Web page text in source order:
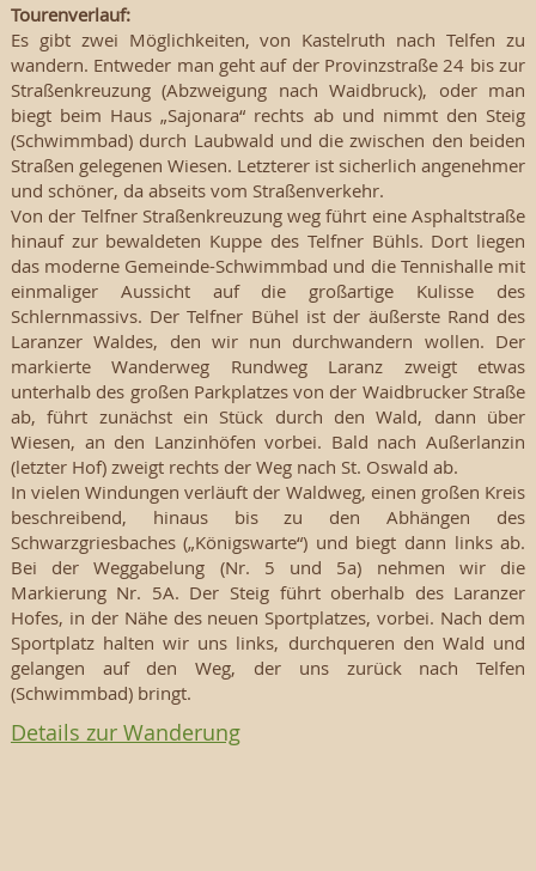
Tourenverlauf:
Es gibt zwei Möglichkeiten, von Kastelruth nach Telfen zu
wandern. Entweder man geht auf der Provinzstraße 24 bis zur
Straßenkreuzung (Abzweigung nach Waidbruck), oder man
biegt beim Haus „Sajonara“ rechts ab und nimmt den Steig
(Schwimmbad) durch Laubwald und die zwischen den beiden
Straßen gelegenen Wiesen. Letzterer ist sicherlich angenehmer
und schöner, da abseits vom Straßenverkehr.
Von der Telfner Straßenkreuzung weg führt eine Asphaltstraße
hinauf zur bewaldeten Kuppe des Telfner Bühls. Dort liegen
das moderne Gemeinde-Schwimmbad und die Tennishalle mit
einmaliger Aussicht auf die großartige Kulisse des
Schlernmassivs. Der Telfner Bühel ist der äußerste Rand des
Laranzer Waldes, den wir nun durchwandern wollen. Der
markierte Wanderweg Rundweg Laranz zweigt etwas
unterhalb des großen Parkplatzes von der Waidbrucker Straße
ab, führt zunächst ein Stück durch den Wald, dann über
Wiesen, an den Lanzinhöfen vorbei. Bald nach Außerlanzin
(letzter Hof) zweigt rechts der Weg nach St. Oswald ab.
In vielen Windungen verläuft der Waldweg, einen großen Kreis
beschreibend, hinaus bis zu den Abhängen des
Schwarzgriesbaches („Königswarte“) und biegt dann links ab.
Bei der Weggabelung (Nr. 5 und 5a) nehmen wir die
Markierung Nr. 5A. Der Steig führt oberhalb des Laranzer
Hofes, in der Nähe des neuen Sportplatzes, vorbei. Nach dem
Sportplatz halten wir uns links, durchqueren den Wald und
gelangen auf den Weg, der uns zurück nach Telfen
(Schwimmbad) bringt.
Details zur Wanderung